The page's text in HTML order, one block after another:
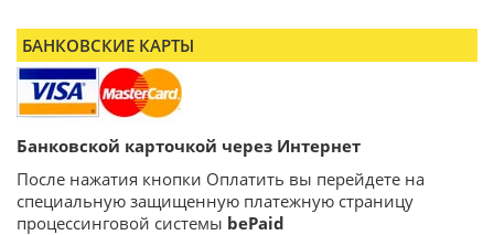
БАНКОВСКИЕ КАРТЫ
Банковской карточкой через Интернет
После нажатия кнопки Оплатить вы перейдете на
специальную защищенную платежную страницу
процессинговой системы bePaid